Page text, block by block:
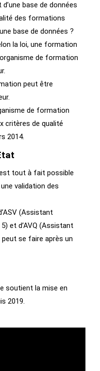
d’une base de données
des formations
base de données ?
la loi, une formation
de formation
peut être
de formation
critères de qualité
2014.
tout à fait possible
validation des
(Assistant
et d’AVQ (Assistant
se faire après un
soutient la mise en
2019.